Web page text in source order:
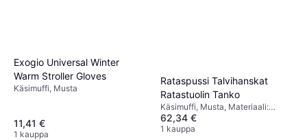
Exogio Universal Winter
Warm Stroller Gloves
Käsimuffi, Musta
11,41 €
1 kauppa
Rataspussi Talvihanskat
Ratastuolin Tanko
Käsimuffi, Musta, Materiaali:
Fleece
62,34 €
1 kauppa